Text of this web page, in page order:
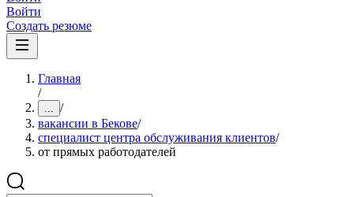
Войти
Создать резюме
Главная
/
... /
вакансии в Бекове/
специалист центра обслуживания клиентов/
от прямых работодателей